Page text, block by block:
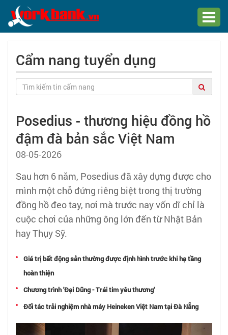
Chào bạn,
Đăng nhập xem hồ sơ ứng viên
Đăng nhập Đăng ký
Trang chủ
Đăng tuyển dụng
Quản lý tuyển dụng
Tìm hồ sơ ứng viên
Cẩm nang tuyển dụng
Bạn cần xin việc làm
Dành cho ứng viên
Cẩm nang tuyển dụng
Posedius - thương hiệu đồng hồ
đậm đà bản sắc Việt Nam
08-05-2026
Sau hơn 6 năm, Posedius đã xây dựng được cho
mình một chỗ đứng riêng biệt trong thị trường
đồng hồ đeo tay, nơi mà trước nay vốn dĩ chỉ là
cuộc chơi của những ông lớn đến từ Nhật Bản
hay Thụy Sỹ.
Giá trị bất động sản thường được định hình trước khi hạ tầng
hoàn thiện
Chương trình 'Đại Dũng - Trái tim yêu thương'
Đối tác trải nghiệm nhà máy Heineken Việt Nam tại Đà Nẵng